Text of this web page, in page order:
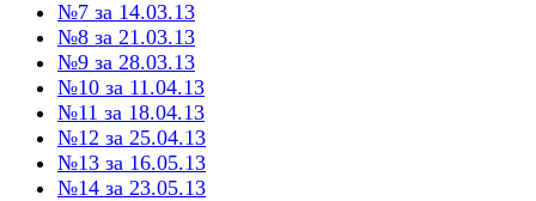
№7 за 14.03.13
№8 за 21.03.13
№9 за 28.03.13
№10 за 11.04.13
№11 за 18.04.13
№12 за 25.04.13
№13 за 16.05.13
№14 за 23.05.13